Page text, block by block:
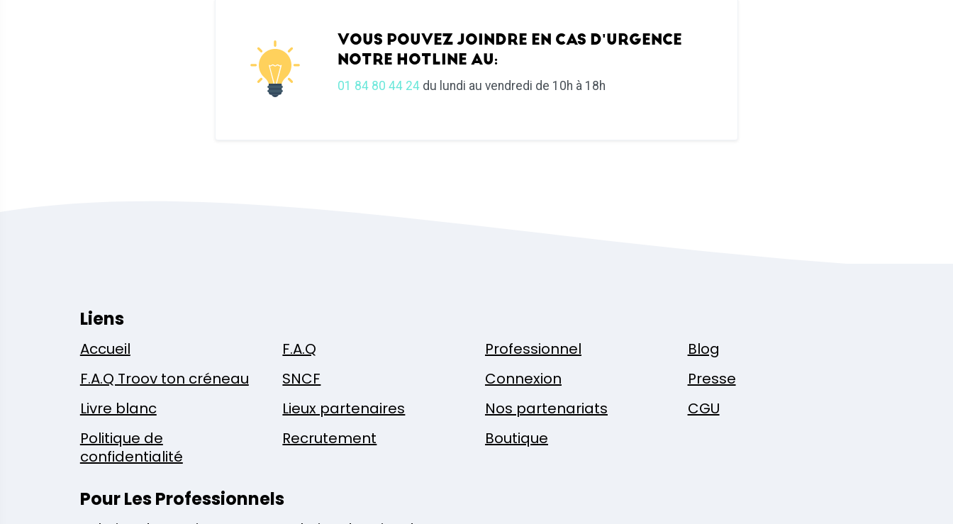
VOUS POUVEZ JOINDRE EN CAS D'URGENCE
NOTRE HOTLINE AU:
01 84 80 44 24 du lundi au vendredi de 10h à 18h
Liens
Accueil F.A.Q Professionnel
Blog
F.A.Q Troov ton créneau
SNCF Connexion
Presse
Livre blanc
Lieux partenaires Nos partenariats
CGU
Politique de
confidentialité
Recrutement Boutique
Pour Les Professionnels